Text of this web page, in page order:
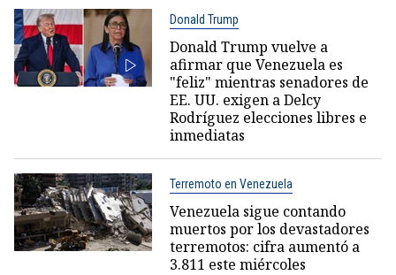
Donald Trump
Donald Trump vuelve a
afirmar que Venezuela es
"feliz" mientras senadores de
EE. UU. exigen a Delcy
Rodríguez elecciones libres e
inmediatas
Terremoto en Venezuela
Venezuela sigue contando
muertos por los devastadores
terremotos: cifra aumentó a
3.811 este miércoles